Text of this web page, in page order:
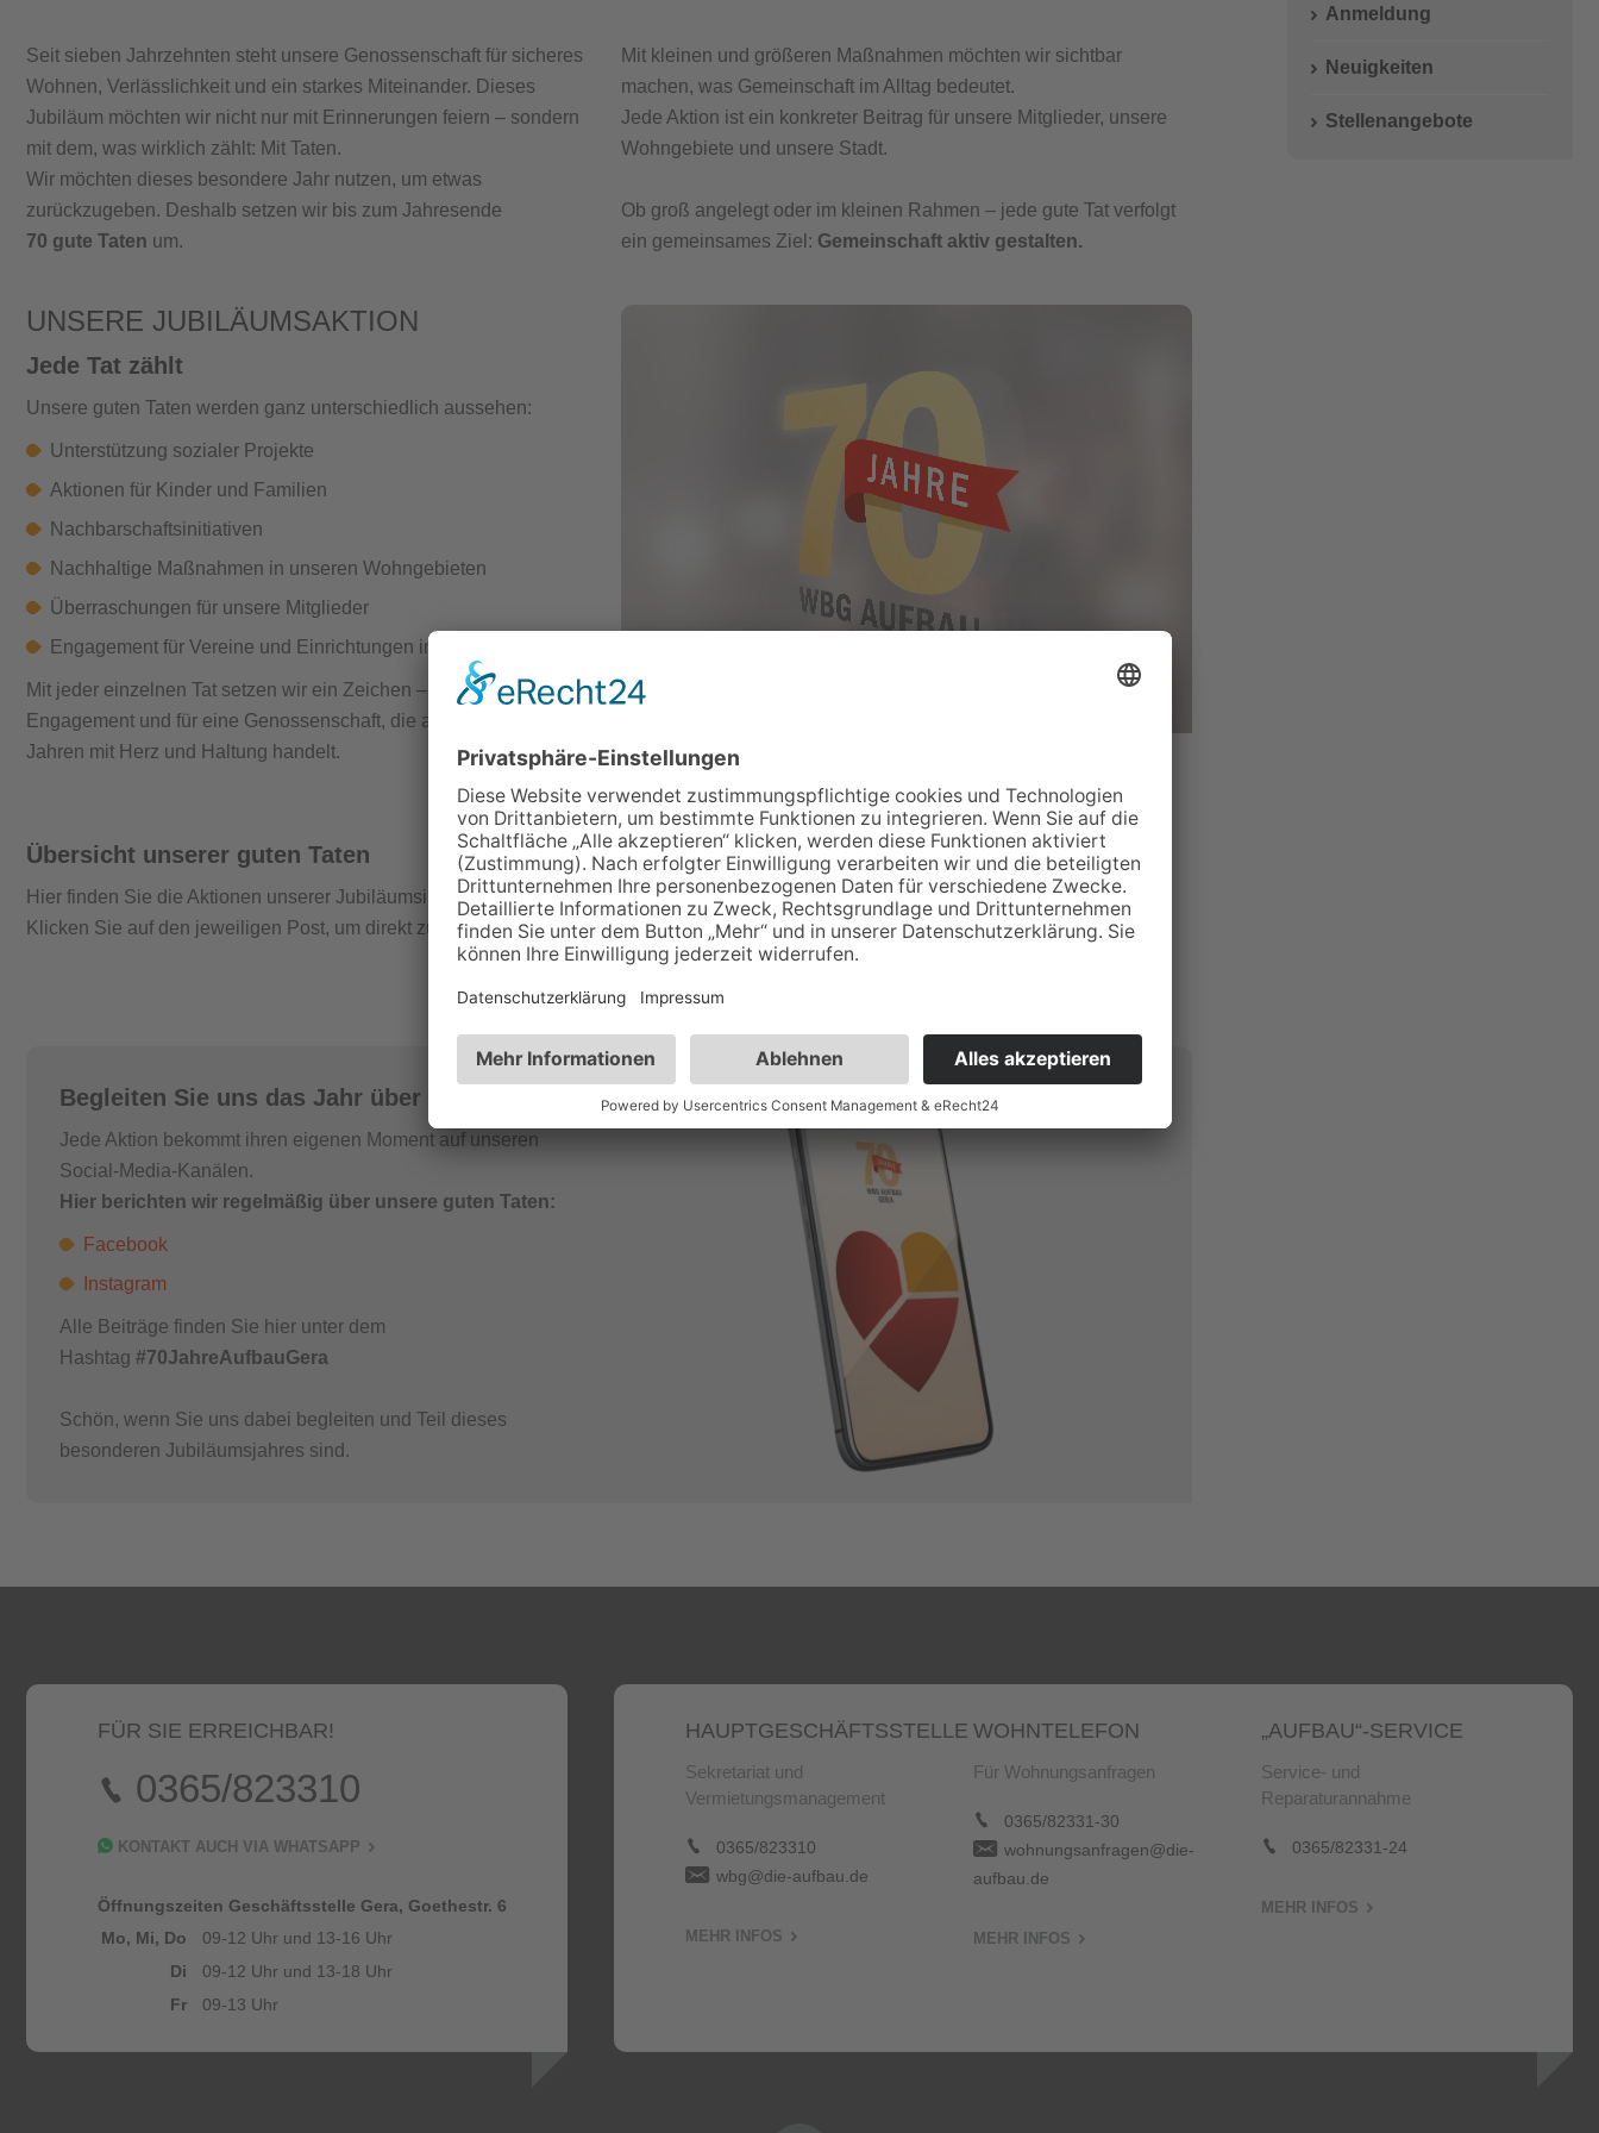
Wichtige Adressen
Seit sieben Jahrzehnten steht unsere Genossenschaft für sicheres
Wohnen, Verlässlichkeit und ein starkes Miteinander. Dieses
Jubiläum möchten wir nicht nur mit Erinnerungen feiern – sondern
mit dem, was wirklich zählt: Mit Taten.
Wir möchten dieses besondere Jahr nutzen, um etwas
zurückzugeben. Deshalb setzen wir bis zum Jahresende
70 gute Taten um.
Mit kleinen und größeren Maßnahmen möchten wir sichtbar
machen, was Gemeinschaft im Alltag bedeutet.
Jede Aktion ist ein konkreter Beitrag für unsere Mitglieder, unsere
Wohngebiete und unsere Stadt.
Ob groß angelegt oder im kleinen Rahmen – jede gute Tat verfolgt
ein gemeinsames Ziel: Gemeinschaft aktiv gestalten.
UNSERE JUBILÄUMSAKTION
Jede Tat zählt
Unsere guten Taten werden ganz unterschiedlich aussehen:
Unterstützung sozialer Projekte
Aktionen für Kinder und Familien
Nachbarschaftsinitiativen
Nachhaltige Maßnahmen in unseren Wohngebieten
Überraschungen für unsere Mitglieder
Engagement für Vereine und Einrichtungen in Gera
Mit jeder einzelnen Tat setzen wir ein Zeichen – für Verantwortung,
Engagement und für eine Genossenschaft, die auch nach 70
Jahren mit Herz und Haltung handelt.
Übersicht unserer guten Taten
Hier finden Sie die Aktionen unserer Jubiläumsinitiative.
Klicken Sie auf den jeweiligen Post, um direkt zum Instagram-Beitrag zu gelangen.
Begleiten Sie uns das Jahr über online!
Jede Aktion bekommt ihren eigenen Moment auf unseren
Social-Media-Kanälen.
Hier berichten wir regelmäßig über unsere guten Taten:
Facebook
Instagram
Alle Beiträge finden Sie hier unter dem
Hashtag #70JahreAufbauGera
Schön, wenn Sie uns dabei begleiten und Teil dieses
besonderen Jubiläumsjahres sind.
Anmeldung
Neuigkeiten
Stellenangebote
FÜR SIE ERREICHBAR!
0365/823310
KONTAKT AUCH VIA WHATSAPP
Öffnungszeiten Geschäftsstelle Gera, Goethestr. 6
Mo, Mi, Do
09-12 Uhr und 13-16 Uhr
Di
09-12 Uhr und 13-18 Uhr
Fr
09-13 Uhr
HAUPTGESCHÄFTSSTELLE
Sekretariat und
Vermietungsmanagement
0365/823310
wbg@die-aufbau.de
MEHR INFOS
WOHNTELEFON
Für Wohnungsanfragen
0365/82331-30
wohnungsanfragen@die-
aufbau.de
MEHR INFOS
„AUFBAU“-SERVICE
Service- und
Reparaturannahme
0365/82331-24
MEHR INFOS